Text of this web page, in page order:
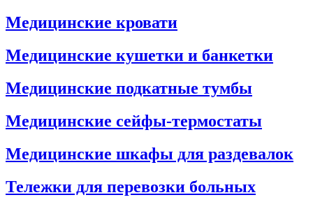
Медицинские кровати
Медицинские кушетки и банкетки
Медицинские подкатные тумбы
Медицинские сейфы-термостаты
Медицинские шкафы для раздевалок
Тележки для перевозки больных